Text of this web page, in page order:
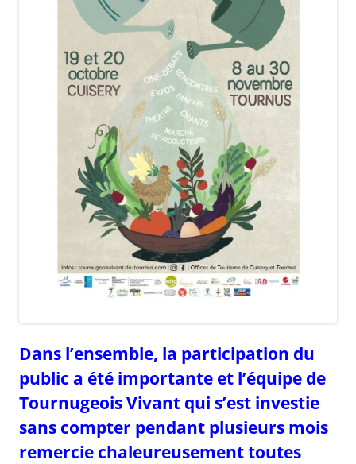
Dans l’ensemble, la participation du
public a été importante et l’équipe de
Tournugeois Vivant qui s’est investie
sans compter pendant plusieurs mois
remercie chaleureusement toutes